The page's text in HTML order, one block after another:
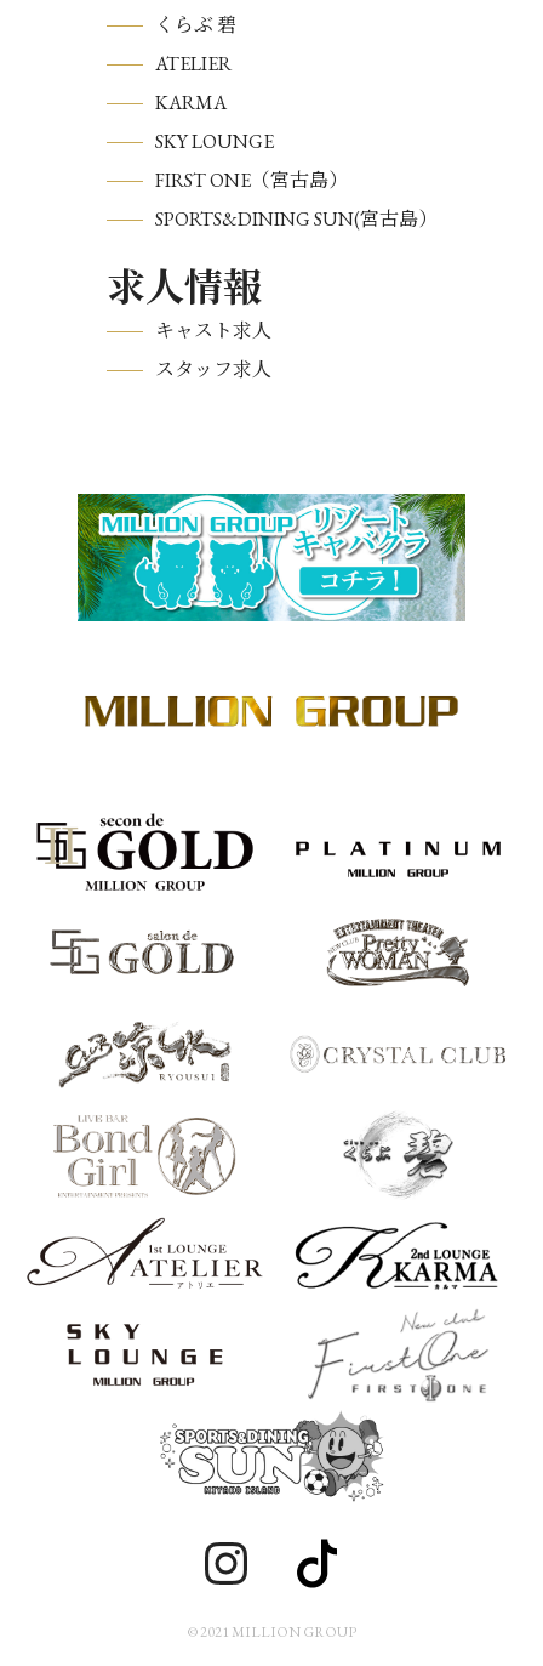
くらぶ 碧
ATELIER
KARMA
SKY LOUNGE
FIRST ONE（宮古島）
SPORTS&DINING SUN(宮古島）
求人情報
キャスト求人
スタッフ求人
© 2021 MILLION GROUP